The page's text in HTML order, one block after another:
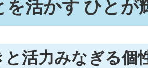
を活かす ひとが
と活力みなぎる個